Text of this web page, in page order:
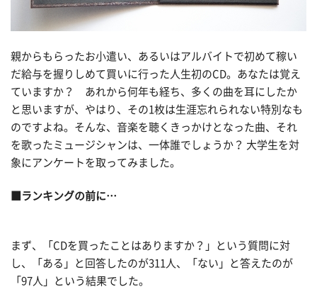
親からもらったお小遣い、あるいはアルバイトで初めて稼い
だ給与を握りしめて買いに行った人生初のCD。あなたは覚え
ていますか？ あれから何年も経ち、多くの曲を耳にしたか
と思いますが、やはり、その1枚は生涯忘れられない特別なも
のですよね。そんな、音楽を聴くきっかけとなった曲、それ
を歌ったミュージシャンは、一体誰でしょうか？ 大学生を対
象にアンケートを取ってみました。
■ランキングの前に…
まず、「CDを買ったことはありますか？」という質問に対
し、「ある」と回答したのが311人、「ない」と答えたのが
「97人」という結果でした。